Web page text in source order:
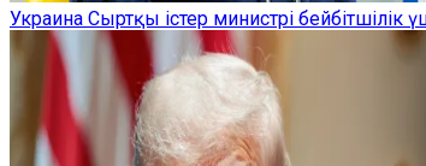
Украина Сыртқы істер министрі